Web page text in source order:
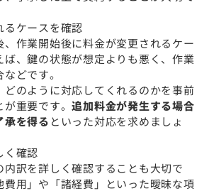
るケースを確認
、作業開始後に料金が変更されるケー
ば、鍵の状態が想定よりも悪く、作業
どです。
どのように対応してくれるのかを事前
が重要です。追加料金が発生する場合
承を得る といった対応を求めましょ
く確認
内訳を詳しく確認することも大切で
費用」や「諸経費」といった曖昧な項